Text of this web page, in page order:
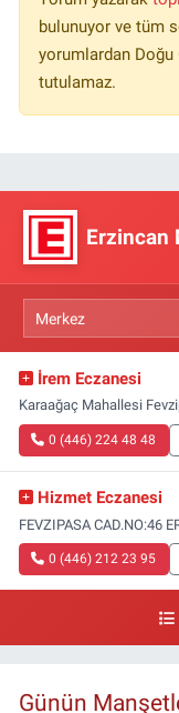
bulunuyor ve tüm
yorumlardan
tutulamaz.
Erzincan
İrem Eczanesi
Karaağaç Mahallesi
0 (446) 224 48 48
Hizmet Eczanesi
FEVZIPASA CAD.NO:46
0 (446) 212 23 95
Günün